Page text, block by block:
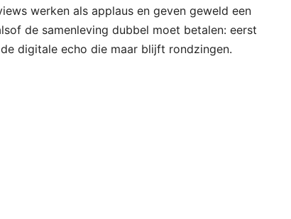
werken als applaus en geven geweld een
de samenleving dubbel moet betalen: eerst
digitale echo die maar blijft rondzingen.